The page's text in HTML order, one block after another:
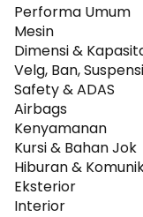
Performa Umum
Mesin
Dimensi &
Velg, Ban,
Safety & ADAS
Airbags
Kenyamanan
Kursi & Bahan Jok
Hiburan &
Eksterior
Interior